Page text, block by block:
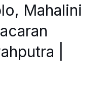
Mahalini
|